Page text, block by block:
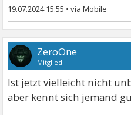
19.07.2024 15:55 •
ZeroOne
Mitglied
Ist jetzt vielleicht nicht
aber kennt sich jemand